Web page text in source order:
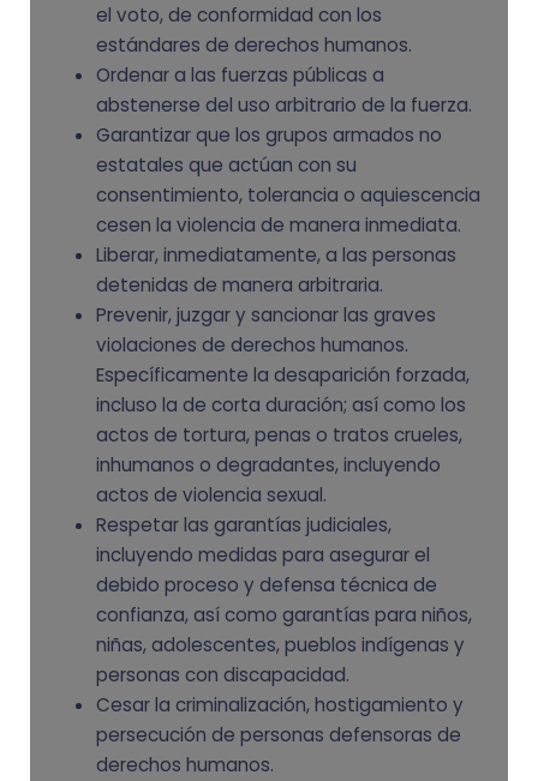
el voto, de conformidad con los
estándares de derechos humanos.
Ordenar a las fuerzas públicas a
abstenerse del uso arbitrario de la fuerza.
Garantizar que los grupos armados no
estatales que actúan con su
consentimiento, tolerancia o aquiescencia
cesen la violencia de manera inmediata.
Liberar, inmediatamente, a las personas
detenidas de manera arbitraria.
Prevenir, juzgar y sancionar las graves
violaciones de derechos humanos.
Específicamente la desaparición forzada,
incluso la de corta duración; así como los
actos de tortura, penas o tratos crueles,
inhumanos o degradantes, incluyendo
actos de violencia sexual.
Respetar las garantías judiciales,
incluyendo medidas para asegurar el
debido proceso y defensa técnica de
confianza, así como garantías para niños,
niñas, adolescentes, pueblos indígenas y
personas con discapacidad.
Cesar la criminalización, hostigamiento y
persecución de personas defensoras de
derechos humanos.